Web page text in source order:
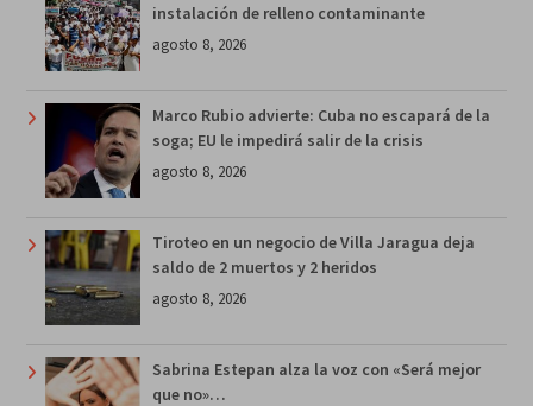
instalación de relleno contaminante
agosto 8, 2026
Marco Rubio advierte: Cuba no escapará de la
soga; EU le impedirá salir de la crisis
agosto 8, 2026
Tiroteo en un negocio de Villa Jaragua deja
saldo de 2 muertos y 2 heridos
agosto 8, 2026
Sabrina Estepan alza la voz con «Será mejor
que no»…